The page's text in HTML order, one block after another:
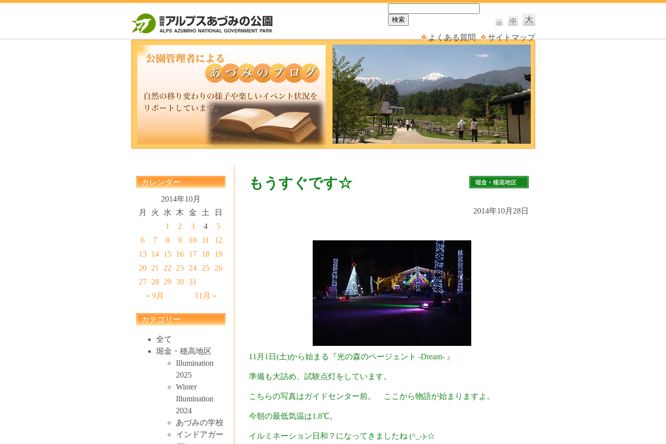
よくある質問 サイトマップ
カレンダー
2014年10月
月
火 水 木 金 土 日
« 9月 11月 »
1 2 3 4
5
6
7 8 9 10 11
12
13 14 15 16 17 18
19
20 21 22 23 24 25
26
27 28 29 30 31
カテゴリー
全て
堀金・穂高地区
Illumination
2025
Winter
Illumination
2024
あづみの学校
インドアガー
もうすぐです☆
2014年10月28日
11月1日(土)から始まる『光の森のページェント ‐Dream‐ 』
準備も大詰め、試験点灯をしています。
こちらの写真はガイドセンター前。 ここから物語が始まりますよ。
今朝の最低気温は1.8℃。
イルミネーション日和？になってきましたね (^_-)-☆